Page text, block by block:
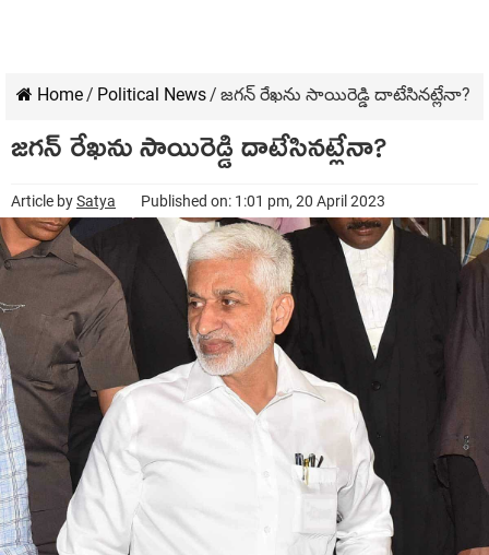
Home/ Political News/ జగన్ రేఖను సాయిరెడ్డి దాటేసినట్లేనా?
జగన్ రేఖను సాయిరెడ్డి దాటేసినట్లేనా?
Article bySatya Published on: 1:01 pm, 20 April 2023